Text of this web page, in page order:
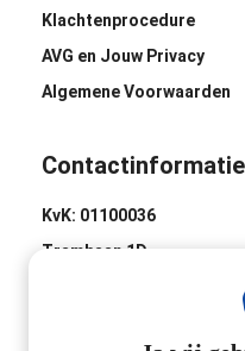
Klachtenprocedure
AVG en Jouw Privacy
Algemene Voorwaarden
Contactinformatie
KvK: 01100036
Trambaan 1D